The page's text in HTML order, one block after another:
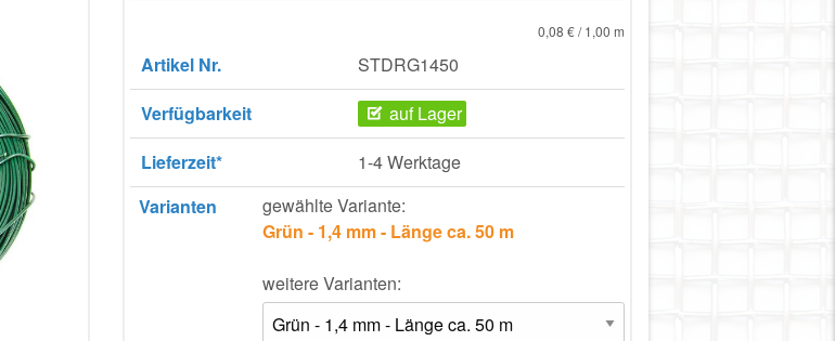
0,08 € / 1,00 m
Artikel Nr.
STDRG1450
Verfügbarkeit
auf Lager
Lieferzeit*
1-4 Werktage
Varianten
gewählte Variante:
Grün - 1,4 mm - Länge ca. 50 m
weitere Varianten: